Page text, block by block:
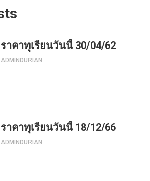
ราคาทุเรียนวันนี้ 30/04/62
ADMINDURIAN
ราคาทุเรียนวันนี้ 18/12/66
ADMINDURIAN